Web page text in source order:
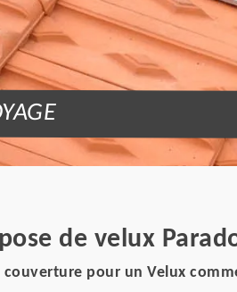
de velux
couverture pour un Velux